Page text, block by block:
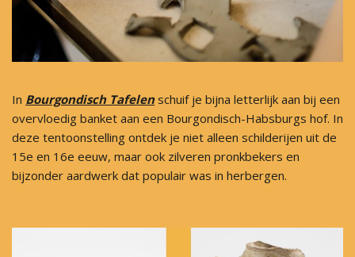
In Bourgondisch Tafelenschuif je bijna letterlijk aan bij een
overvloedig banket aan een Bourgondisch-Habsburgs hof. In
deze tentoonstelling ontdek je niet alleen schilderijen uit de
15e en 16e eeuw, maar ook zilveren pronkbekers en
bijzonder aardwerk dat populair was in herbergen.